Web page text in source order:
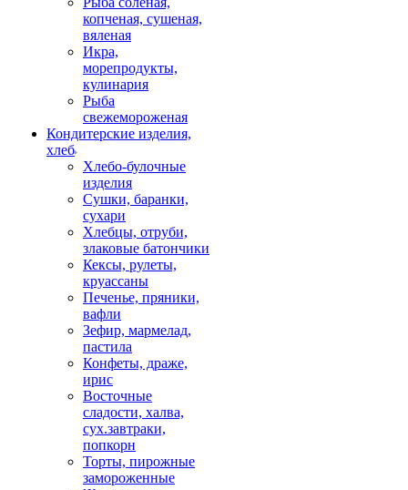
копченая, сушеная,
вяленая
Икра,
морепродукты,
кулинария
Рыба
свежемороженая
Кондитерские изделия,
хлеб
Хлебо-булочные
изделия
Сушки, баранки,
сухари
Хлебцы, отруби,
злаковые батончики
Кексы, рулеты,
круассаны
Печенье, пряники,
вафли
Зефир, мармелад,
пастила
Конфеты, драже,
ирис
Восточные
сладости, халва,
сух.завтраки,
попкорн
Торты, пирожные
замороженные